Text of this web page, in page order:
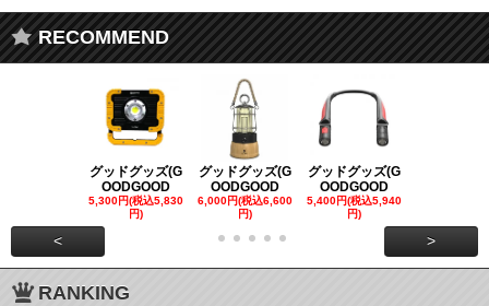
RECOMMEND
グッドグッズ(G
OODGOOD
5,300円(税込5,830
円)
グッドグッズ(G
OODGOOD
6,000円(税込6,600
円)
グッドグッズ(G
OODGOOD
5,400円(税込5,940
円)
< >
RANKING